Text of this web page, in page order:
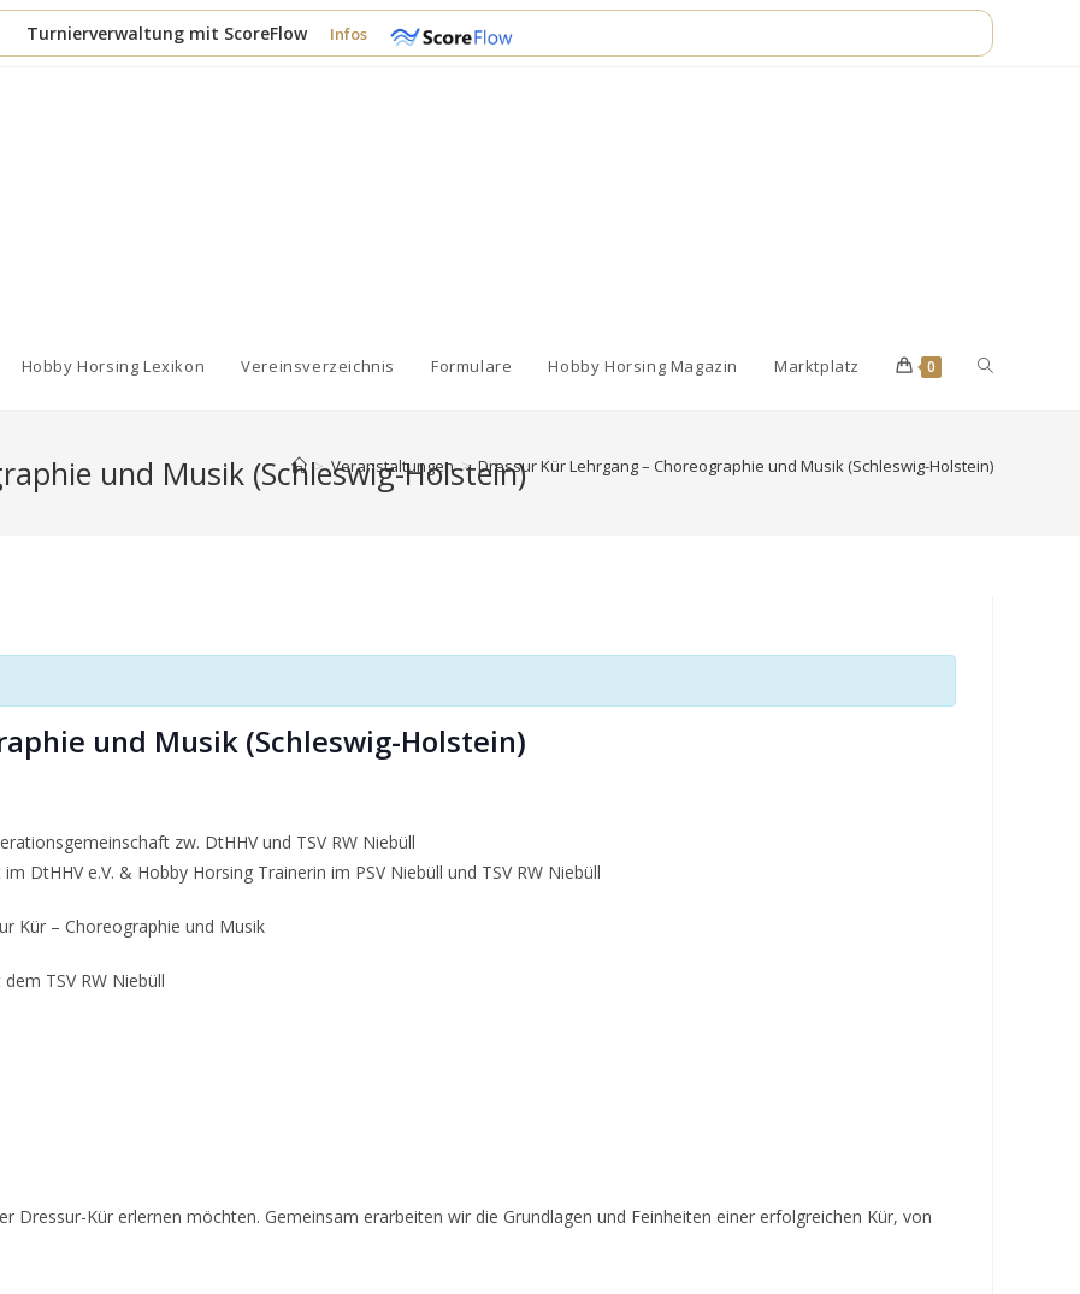
Turnierverwaltung mit ScoreFlow Infos
Hobby Horsing Lexikon Vereinsverzeichnis Formulare Hobby Horsing Magazin Marktplatz 0 Website-
und Musik (Schleswig-Holstein)
> Veranstaltungen > Dressur Kür Lehrgang – Choreographie und Musik (Schleswig-Holstein)
und Musik (Schleswig-Holstein)
zw. DtHHV und TSV RW Niebüll
DtHHV e.V. & Hobby Horsing Trainerin im PSV Niebüll und TSV RW Niebüll
Kür – Choreographie und Musik
TSV RW Niebüll
Dressur-Kür erlernen möchten. Gemeinsam erarbeiten wir die Grundlagen und Feinheiten einer erfolgreichen Kür, von